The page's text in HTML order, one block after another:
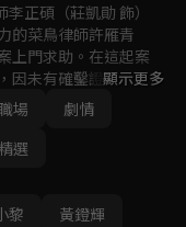
正碩（莊凱勛 飾）
的菜鳥律師許雁青
上門求助。在這起案
因未有確鑿證據纏訟
訴最多次案件，也促
瑩（楊小黎 飾）也
顯示更多
場
劇情
選
黎
黃鐙輝